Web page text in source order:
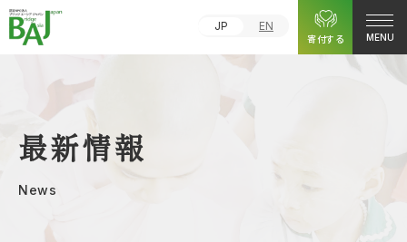
JP
EN
寄付する
MENU
最新情報
News